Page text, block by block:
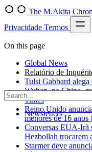
The M.Akita
Privacidade Termos
Newsletters
On this page
Global News
Relatório de
Tulsi Gabbard
Wuhan, na China,
Times
Reino Unido
menores de 16 anos
Conversas EUA-Irã
Hezbollah trocarem
Starmer deve